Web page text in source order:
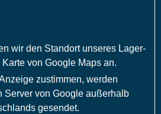
wir den Standort unseres Lager-
von Google Maps an.
zustimmen, werden
Server von Google außerhalb
gesendet.